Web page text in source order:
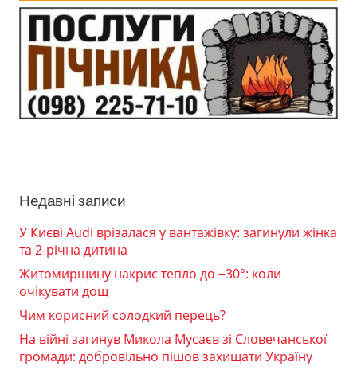
Недавні записи
У Києві Audi врізалася у вантажівку: загинули жінка
та 2-річна дитина
Житомирщину накриє тепло до +30°: коли
очікувати дощ
Чим корисний солодкий перець?
На війні загинув Микола Мусаєв зі Словечанської
громади: добровільно пішов захищати Україну